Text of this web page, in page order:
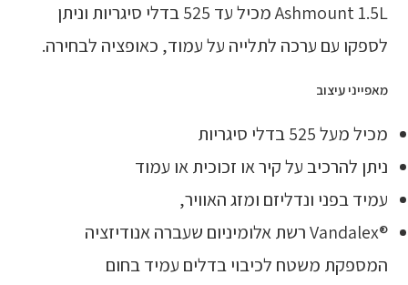
Ashmount 1.5L מכיל עד 525 בדלי סיגריות וניתן
לספקו עם ערכה לתלייה על עמוד, כאופציה לבחירה.
מאפייני עיצוב
מכיל מעל 525 בדלי סיגריות
ניתן להרכיב על קיר או זכוכית או עמוד
עמיד בפני ונדליזם ומזג האוויר,
®Vandalex רשת אלומיניום שעברה אנודיזציה
המספקת משטח לכיבוי בדלים עמיד בחום